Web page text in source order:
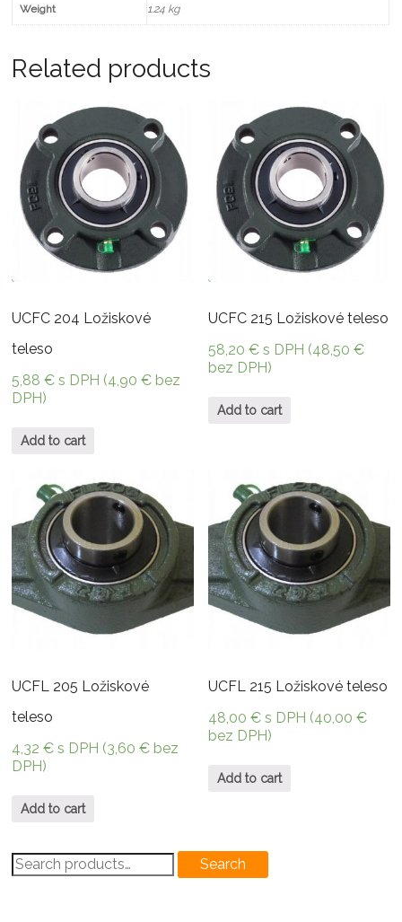
Weight 1.24 kg
Related products
UCFC 204 Ložiskové
teleso
5,88€ s DPH (4,90€ bez
DPH)
Add to cart
UCFC 215 Ložiskové teleso
58,20€ s DPH (48,50€
bez DPH)
Add to cart
UCFL 205 Ložiskové
teleso
4,32€ s DPH (3,60€ bez
DPH)
Add to cart
UCFL 215 Ložiskové teleso
48,00€ s DPH (40,00€
bez DPH)
Add to cart
Search
for:
Search